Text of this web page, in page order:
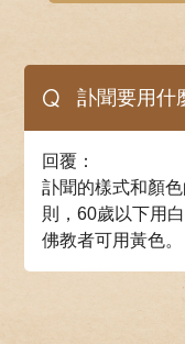
Q 訃聞要用什
回覆：
訃聞的樣式和顏
則，60歲以下用
佛教者可用黃色。